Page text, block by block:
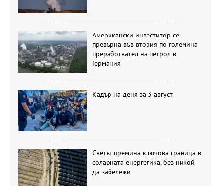
Американски инвеститор се
превърна във втория по големина
преработвател на петрол в
Германия
Кадър на деня за 3 август
Светът премина ключова граница в
соларната енергетика, без никой
да забележи